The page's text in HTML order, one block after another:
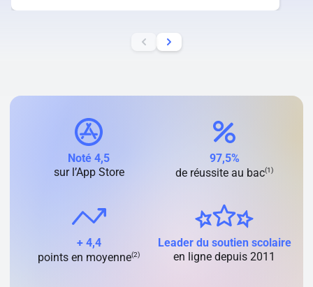
Noté 4,5
sur l’App Store
97,5%
de réussite au bac(1)
+ 4,4
points en moyenne(2)
Leader du soutien scolaire
en ligne depuis 2011